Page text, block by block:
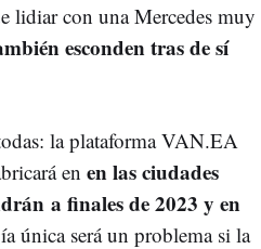
lidiar con una Mercedes muy
esconden tras de sí
la plataforma VAN.EA
en en las ciudades
a finales de 2023 y en
única será un problema si la